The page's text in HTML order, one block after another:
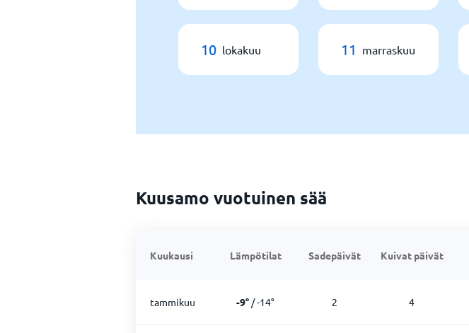
10 lokakuu 11 marraskuu
Kuusamo vuotuinen sää
Kuukausi Lämpötilat Sadepäivät Kuivat päivät
tammikuu -9° /-14° 2 4